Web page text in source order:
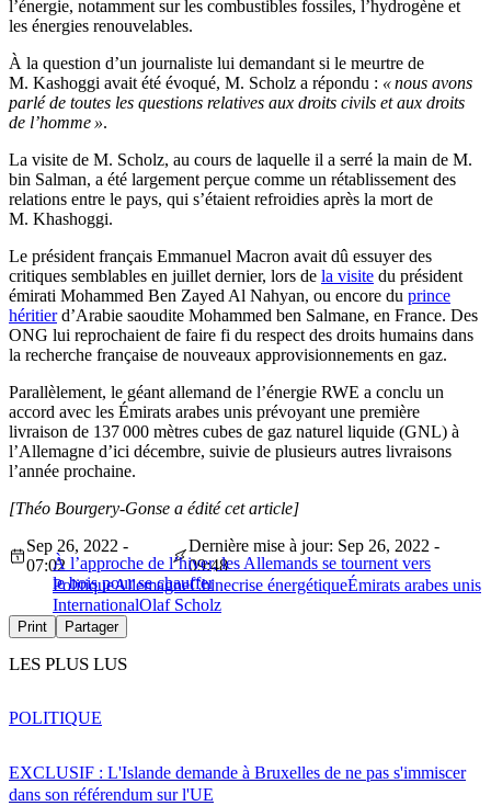
l’énergie, notamment sur les combustibles fossiles, l’hydrogène et
les énergies renouvelables.
À la question d’un journaliste lui demandant si le meurtre de
M. Kashoggi avait été évoqué, M. Scholz a répondu : « nous avons
parlé de toutes les questions relatives aux droits civils et aux droits
de l’homme ».
La visite de M. Scholz, au cours de laquelle il a serré la main de M.
bin Salman, a été largement perçue comme un rétablissement des
relations entre le pays, qui s’étaient refroidies après la mort de
M. Khashoggi.
Le président français Emmanuel Macron avait dû essuyer des
critiques semblables en juillet dernier, lors de la visite du président
émirati Mohammed Ben Zayed Al Nahyan, ou encore du prince
héritierd’Arabie saoudite Mohammed ben Salmane, en France. Des
ONG lui reprochaient de faire fi du respect des droits humains dans
la recherche française de nouveaux approvisionnements en gaz.
Parallèlement, le géant allemand de l’énergie RWE a conclu un
accord avec les Émirats arabes unis prévoyant une première
livraison de 137 000 mètres cubes de gaz naturel liquide (GNL) à
l’Allemagne d’ici décembre, suivie de plusieurs autres livraisons
l’année prochaine.
[Théo Bourgery-Gonse a édité cet article]
À l’approche de l’hiver, les Allemands se tournent vers
le bois pour se chauffer
Sep 26, 2022 -
07:02
Dernière mise à jour: Sep 26, 2022 -
09:48
PolitiqueAllemagneChinecrise énergétiqueÉmirats arabes unis
InternationalOlaf Scholz
Print Partager
LES PLUS LUS
EXCLUSIF : L'Islande demande à Bruxelles de ne pas s'immiscer
dans son référendum sur l'UE
POLITIQUE